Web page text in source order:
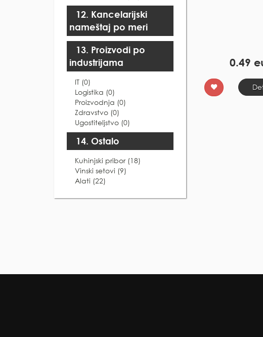
12. Kancelarijski
nameštaj po meri
13. Proizvodi po
industrijama
IT (0)
Logistika (0)
Proizvodnja (0)
Zdravstvo (0)
Ugostiteljstvo (0)
14. Ostalo
Kuhinjski pribor (18)
Vinski setovi (9)
Alati (22)
0.49